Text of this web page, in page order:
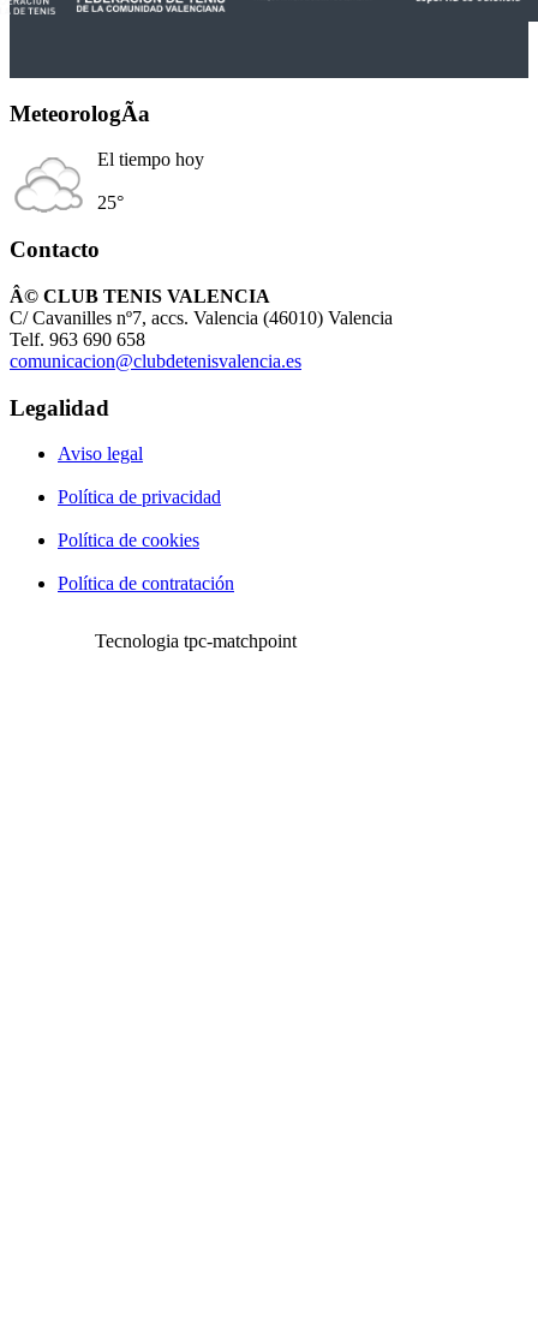
MeteorologÃ­a
El tiempo hoy
25°
Contacto
Â© CLUB TENIS VALENCIA
C/ Cavanilles nº7, accs. Valencia (46010) Valencia
Telf. 963 690 658
comunicacion@clubdetenisvalencia.es
Legalidad
Aviso legal
Política de privacidad
Política de cookies
Política de contratación
Tecnologia tpc-matchpoint